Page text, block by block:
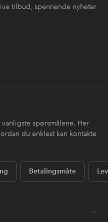
tilbud, spennende nyheter
spørsmålene. Her
du enklest kan kontakte
Betalingsmåte